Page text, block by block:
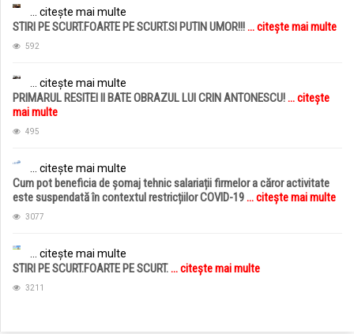
... citește mai multe
STIRI PE SCURT.FOARTE PE SCURT.SI PUTIN UMOR!!!... citește mai multe
592
... citește mai multe
PRIMARUL RESITEI II BATE OBRAZUL LUI CRIN ANTONESCU!... citește
mai multe
495
... citește mai multe
Cum pot beneficia de șomaj tehnic salariații firmelor a căror activitate
este suspendată în contextul restricțiilor COVID-19... citește mai multe
3077
... citește mai multe
STIRI PE SCURT.FOARTE PE SCURT.... citește mai multe
3211